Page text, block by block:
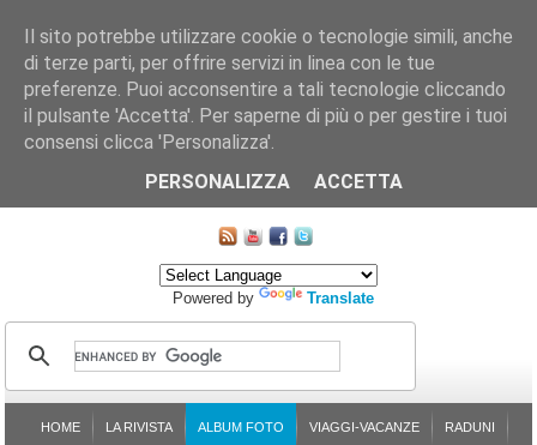
CHI SIAMO LE SEZIONI ASSICURGRANDA
ISCRIZIONE L'AVVOCATO RISPONDE SONDAGGI
Powered by Translate
HOME LA RIVISTA ALBUM FOTO VIAGGI-VACANZE RADUNI
Il sito potrebbe utilizzare cookie o tecnologie simili, anche
di terze parti, per offrire servizi in linea con le tue
preferenze. Puoi acconsentire a tali tecnologie cliccando
il pulsante 'Accetta'. Per saperne di più o per gestire i tuoi
consensi clicca 'Personalizza'.
PERSONALIZZA
ACCETTA